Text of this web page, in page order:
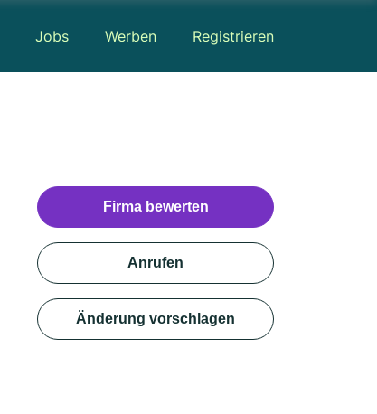
Jobs Werben Registrieren
Firma bewerten
Anrufen
Änderung vorschlagen